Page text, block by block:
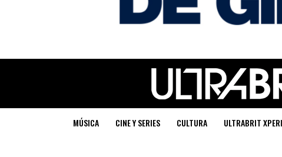
MÚSICA CINE Y SERIES CULTURA ULTRABRIT